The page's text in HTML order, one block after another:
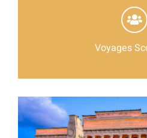
Voyages